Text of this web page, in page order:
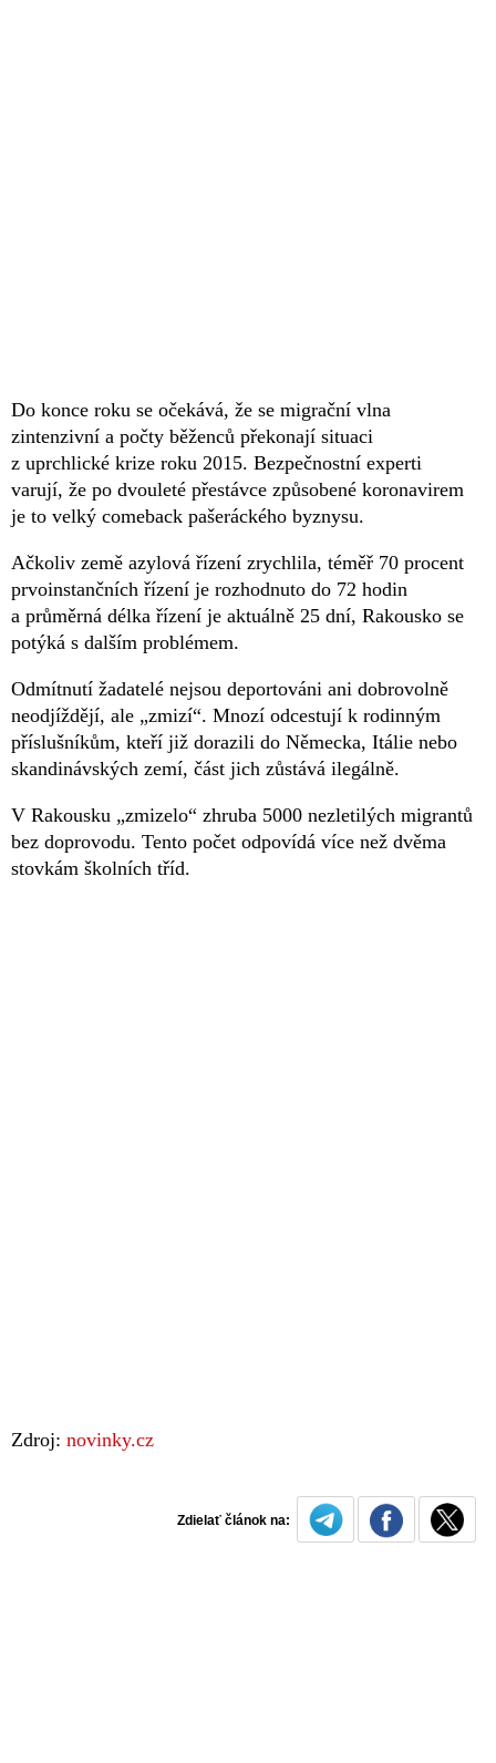
Do konce roku se očekává, že se migrační vlna
zintenzivní a počty běženců překonají situaci
z uprchlické krize roku 2015. Bezpečnostní experti
varují, že po dvouleté přestávce způsobené koronavirem
je to velký comeback pašeráckého byznysu.
Ačkoliv země azylová řízení zrychlila, téměř 70 procent
prvoinstančních řízení je rozhodnuto do 72 hodin
a průměrná délka řízení je aktuálně 25 dní, Rakousko se
potýká s dalším problémem.
Odmítnutí žadatelé nejsou deportováni ani dobrovolně
neodjíždějí, ale „zmizí“. Mnozí odcestují k rodinným
příslušníkům, kteří již dorazili do Německa, Itálie nebo
skandinávských zemí, část jich zůstává ilegálně.
V Rakousku „zmizelo“ zhruba 5000 nezletilých migrantů
bez doprovodu. Tento počet odpovídá více než dvěma
stovkám školních tříd.
Zdroj: novinky.cz
Zdielať článok na: